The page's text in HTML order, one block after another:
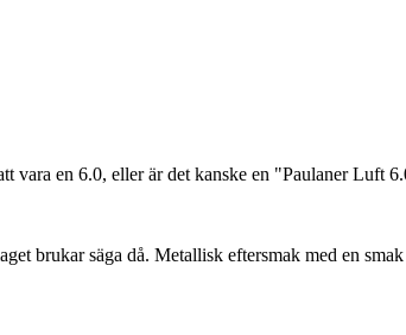
vara en 6.0, eller är det kanske en "Paulaner Luft
brukar säga då. Metallisk eftersmak med en